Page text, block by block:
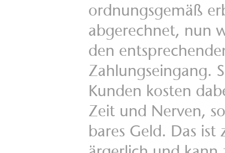
ordnungsgemäß
abgerechnet, nun
den
Zahlungseingang.
Kunden kosten
Zeit und Nerven,
bares Geld. Das ist